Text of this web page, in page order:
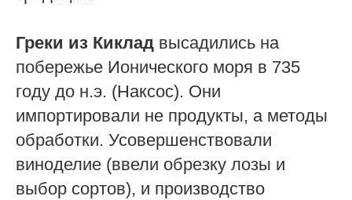
Греки из Киклад высадились на
побережье Ионического моря в 735
году до н.э. (Наксос). Они
импортировали не продукты, а методы
обработки. Усовершенствовали
виноделие (ввели обрезку лозы и
выбор сортов), и производство